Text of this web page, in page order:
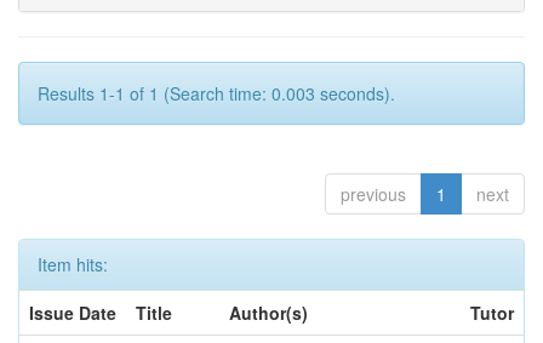
Results 1-1 of 1 (Search time: 0.003 seconds).
previous 1 next
Item hits:
Issue Date
Title Author(s)
Tutor